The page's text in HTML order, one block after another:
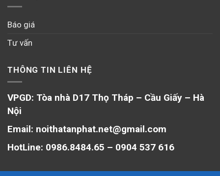
Báo giá
Tư vấn
THÔNG TIN LIÊN HỆ
VPGD: Tòa nhà D17 Thọ Tháp – Cầu Giấy – Hà
Nội
Email: noithatanphat.net@gmail.com
HotLine: 0986.8484.65 – 0904 537 616